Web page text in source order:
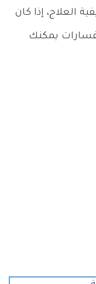
العلاج، إذا كان
يمكنك